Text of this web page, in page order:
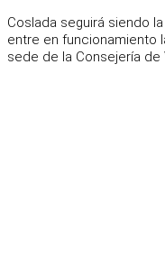
Coslada seguirá siendo
entre en funcionamiento
sede de la Consejería de